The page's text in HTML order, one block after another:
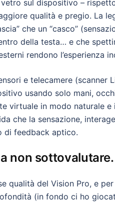
sul dispositivo –
qualità e pregio. La
che un “casco”
della testa… e che
rendono l’esperienza
e telecamere (scanner
usando solo mani,
virtuale in modo naturale
che la sensazione,
di feedback aptico.
non sottovalutare.
qualità del Vision Pro, e
(in fondo ci ho